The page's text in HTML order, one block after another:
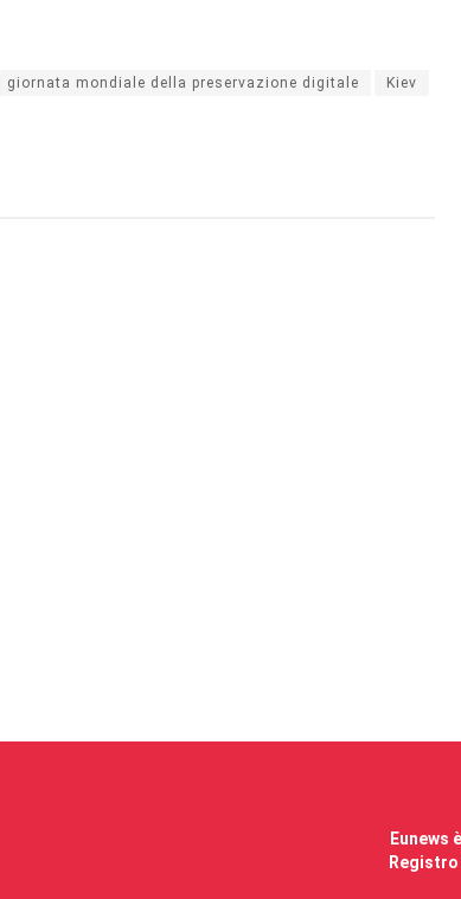
giornata mondiale della preservazione digitale Kiev